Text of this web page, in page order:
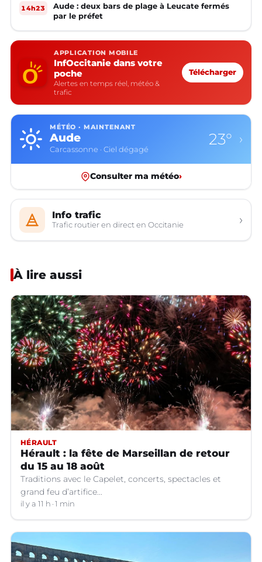
14h23
Aude : deux bars de plage à Leucate fermés
par le préfet
APPLICATION MOBILE
InfOccitanie dans votre
poche
Alertes en temps réel, météo &
trafic
Télécharger
MÉTÉO · MAINTENANT
Aude
Carcassonne · Ciel dégagé
23° ›
Consulter ma météo›
Info trafic
Trafic routier en direct en Occitanie ›
À lire aussi
HÉRAULT
Hérault : la fête de Marseillan de retour
du 15 au 18 août
Traditions avec le Capelet, concerts, spectacles et
grand feu d’artifice...
il y a 11 h 1 min